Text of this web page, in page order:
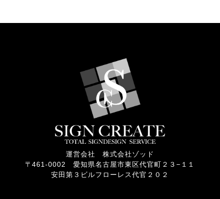
運営会社 株式会社ゾッド
〒461-0002 愛知県名古屋市東区代官町２３−１１
安田第３ビルフローレス代官２０２